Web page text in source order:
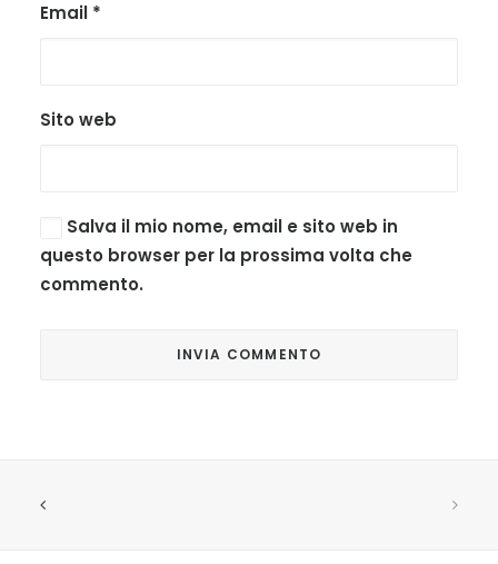
Email *
Sito web
Salva il mio nome, email e sito web in
questo browser per la prossima volta che
commento.